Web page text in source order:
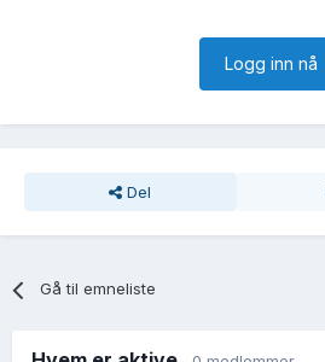
Logg inn nå
Del
Gå til emneliste